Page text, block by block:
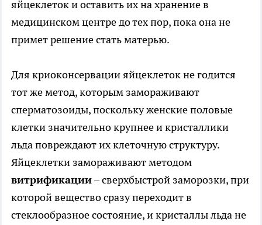
яйцеклеток и оставить их на хранение в
медицинском центре до тех пор, пока она не
примет решение стать матерью.
Для криоконсервации яйцеклеток не годится
тот же метод, которым замораживают
сперматозоиды, поскольку женские половые
клетки значительно крупнее и кристаллики
льда повреждают их клеточную структуру.
Яйцеклетки замораживают методом
витрификации– сверхбыстрой заморозки, при
которой вещество сразу переходит в
стеклообразное состояние, и кристаллы льда не